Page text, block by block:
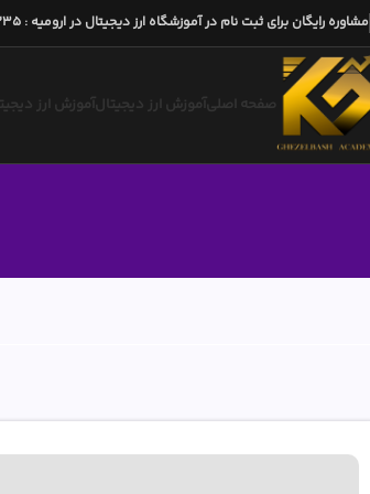
مشاوره رایگان برای ثبت نام در آموزشگاه ارز دیجیتال در ارومیه :
صفحه اصلیآموزش ارز دیجیتالآموزش ارز